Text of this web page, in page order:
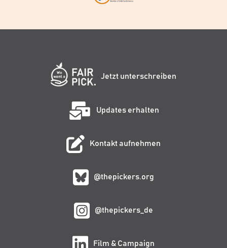
Jetzt unterschreiben
Updates erhalten
Kontakt aufnehmen
@thepickers.org
@thepickers_de
Film & Campaign